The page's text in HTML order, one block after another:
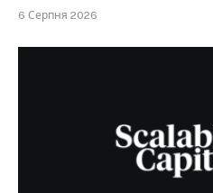
6 Серпня 2026